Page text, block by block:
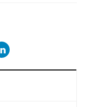
как может работать
будут выдавать